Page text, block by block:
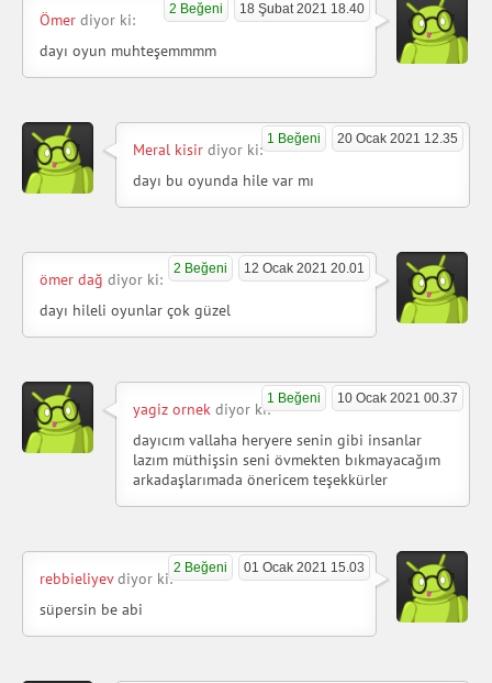
18 Şubat 2021 18.40
2 Beğeni
Ömer diyor ki:
dayı oyun muhteşemmmm
20 Ocak 2021 12.35
1 Beğeni
Meral kisir diyor ki:
dayı bu oyunda hile var mı
12 Ocak 2021 20.01
2 Beğeni
ömer dağ diyor ki:
dayı hileli oyunlar çok güzel
10 Ocak 2021 00.37
1 Beğeni
yagiz ornek diyor ki:
dayıcım vallaha heryere senin gibi insanlar
lazım müthişsin seni övmekten bıkmayacağım
arkadaşlarımada önericem teşekkürler
01 Ocak 2021 15.03
2 Beğeni
rebbieliyevdiyor ki:
süpersin be abi